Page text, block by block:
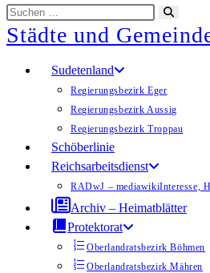
Diese
Website
durchsuchen
starten
Städte und
Sudetenland
Regierungsbezirk Eger
Regierungsbezirk Aussig
Regierungsbezirk Troppau
Schöberlinie
Reichsarbeitsdienst
RADwJ – mediawikiInteresse,
Archiv – Heimatblätter
Protektorat
Oberlandratsbezirk Böhmen
Oberlandratsbezirk Mähren